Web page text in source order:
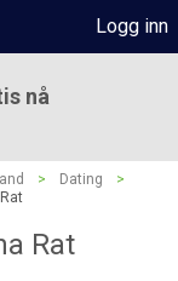
Logg inn
nå
> Dating
>
Rat